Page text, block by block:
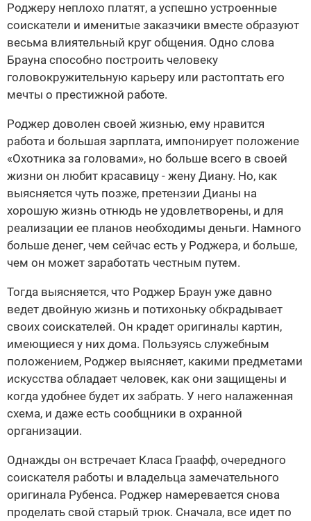
Роджеру неплохо платят, а успешно устроенные
соискатели и именитые заказчики вместе образуют
весьма влиятельный круг общения. Одно слова
Брауна способно построить человеку
головокружительную карьеру или растоптать его
мечты о престижной работе.
Роджер доволен своей жизнью, ему нравится
работа и большая зарплата, импонирует положение
«Охотника за головами», но больше всего в своей
жизни он любит красавицу - жену Диану. Но, как
выясняется чуть позже, претензии Дианы на
хорошую жизнь отнюдь не удовлетворены, и для
реализации ее планов необходимы деньги. Намного
больше денег, чем сейчас есть у Роджера, и больше,
чем он может заработать честным путем.
Тогда выясняется, что Роджер Браун уже давно
ведет двойную жизнь и потихоньку обкрадывает
своих соискателей. Он крадет оригиналы картин,
имеющиеся у них дома. Пользуясь служебным
положением, Роджер выясняет, какими предметами
искусства обладает человек, как они защищены и
когда удобнее будет их забрать. У него налаженная
схема, и даже есть сообщники в охранной
организации.
Однажды он встречает Класа Граафф, очередного
соискателя работы и владельца замечательного
оригинала Рубенса. Роджер намеревается снова
проделать свой старый трюк. Сначала, все идет по